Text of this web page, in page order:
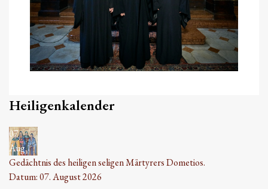
Heiligenkalender
07
Aug.
Gedächtnis des heiligen seligen Märtyrers Dometios.
Datum:07. August 2026